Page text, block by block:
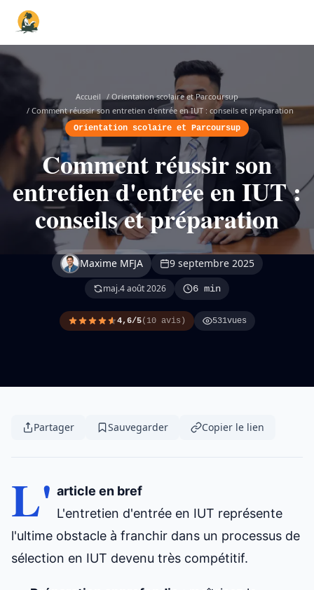
Accueil / Orientation scolaire et Parcoursup
/ Comment réussir son entretien d'entrée en IUT : conseils et préparation
Orientation scolaire et Parcoursup
Comment réussir son
entretien d'entrée en IUT :
conseils et préparation
Maxime MFJA 9 septembre 2025
maj.4 août 2026 6 min
4,6/5(10 avis) 531vues
Partager Sauvegarder Copier le lien
L' article en bref
L'entretien d'entrée en IUT représente
l'ultime obstacle à franchir dans un processus de
sélection en IUT devenu très compétitif.